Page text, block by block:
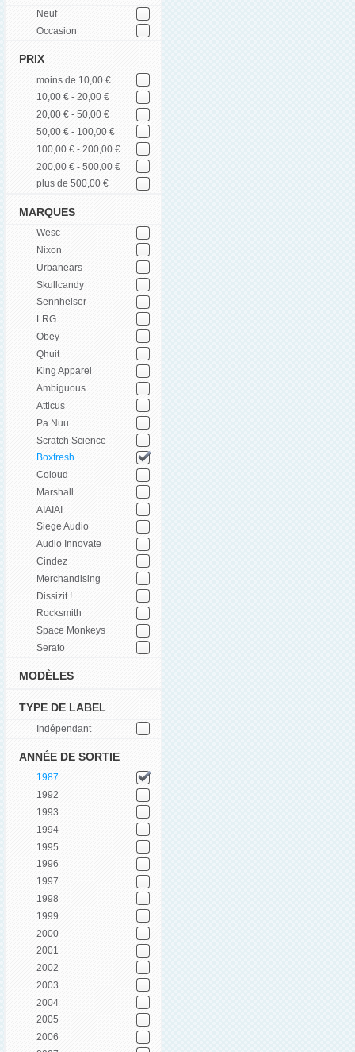
Neuf
Occasion
PRIX
moins de 10,00 €
10,00 € - 20,00 €
20,00 € - 50,00 €
50,00 € - 100,00 €
100,00 € - 200,00 €
200,00 € - 500,00 €
plus de 500,00 €
MARQUES
Wesc
Nixon
Urbanears
Skullcandy
Sennheiser
LRG
Obey
Qhuit
King Apparel
Ambiguous
Atticus
Pa Nuu
Scratch Science
Boxfresh
Coloud
Marshall
AIAIAI
Siege Audio
Audio Innovate
Cindez
Merchandising
Dissizit !
Rocksmith
Space Monkeys
Serato
MODÈLES
TYPE DE LABEL
Indépendant
ANNÉE DE SORTIE
1987
1992
1993
1994
1995
1996
1997
1998
1999
2000
2001
2002
2003
2004
2005
2006